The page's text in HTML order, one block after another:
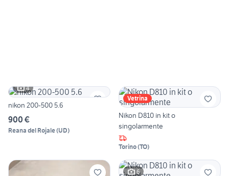
4
nikon 200-500 5.6
900 €
Reana del Rojale(UD)
Vetrina
Nikon D810 in kit o
singolarmente
Torino(TO)
6